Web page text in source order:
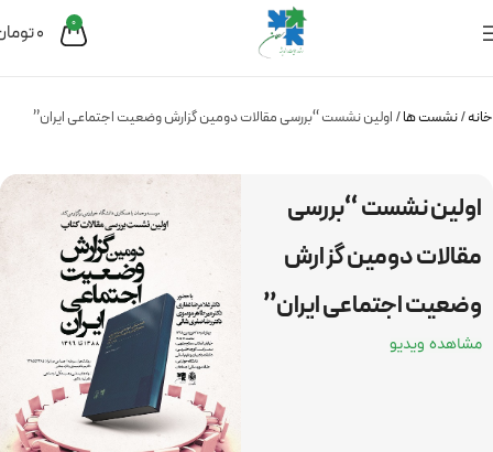
0
0
خانه نشست ها اولین نشست‌ “بررسی مقالات دومین گزارش وضعیت اجتماعی ایران”
اولین نشست‌ “بررسی
مقالات دومین گزارش
وضعیت اجتماعی ایران”
مشاهده ویدیو